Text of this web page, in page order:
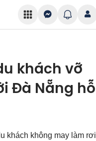
khách vỡ
Đà Nẵng hỗ
khách không may làm rơi